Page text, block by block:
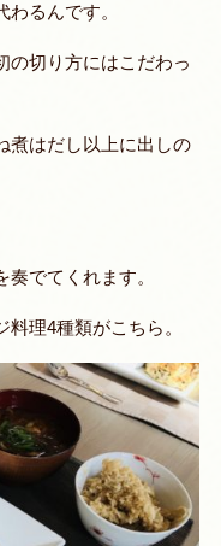
るんです。
の切り方にはこだわっ
煮はだし以上に出しの
でてくれます。
理4種類がこちら。